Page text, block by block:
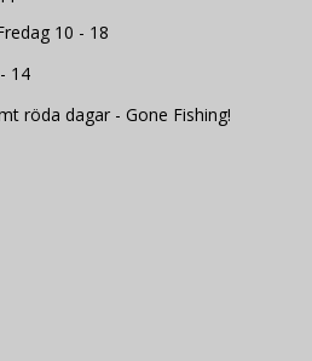
10 - 18
14
röda dagar - Gone Fishing!